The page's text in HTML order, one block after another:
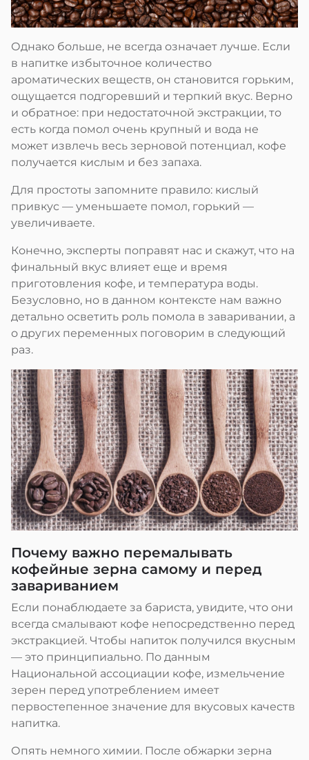
Однако больше, не всегда означает лучше. Если
в напитке избыточное количество
ароматических веществ, он становится горьким,
ощущается подгоревший и терпкий вкус. Верно
и обратное: при недостаточной экстракции, то
есть когда помол очень крупный и вода не
может извлечь весь зерновой потенциал, кофе
получается кислым и без запаха.
Для простоты запомните правило: кислый
привкус — уменьшаете помол, горький —
увеличиваете.
Конечно, эксперты поправят нас и скажут, что на
финальный вкус влияет еще и время
приготовления кофе, и температура воды.
Безусловно, но в данном контексте нам важно
детально осветить роль помола в заваривании, а
о других переменных поговорим в следующий
раз.
Почему важно перемалывать
кофейные зерна самому и перед
завариванием
Если понаблюдаете за бариста, увидите, что они
всегда смалывают кофе непосредственно перед
экстракцией. Чтобы напиток получился вкусным
— это принципиально. По данным
Национальной ассоциации кофе, измельчение
зерен перед употреблением имеет
первостепенное значение для вкусовых качеств
напитка.
Опять немного химии. После обжарки зерна